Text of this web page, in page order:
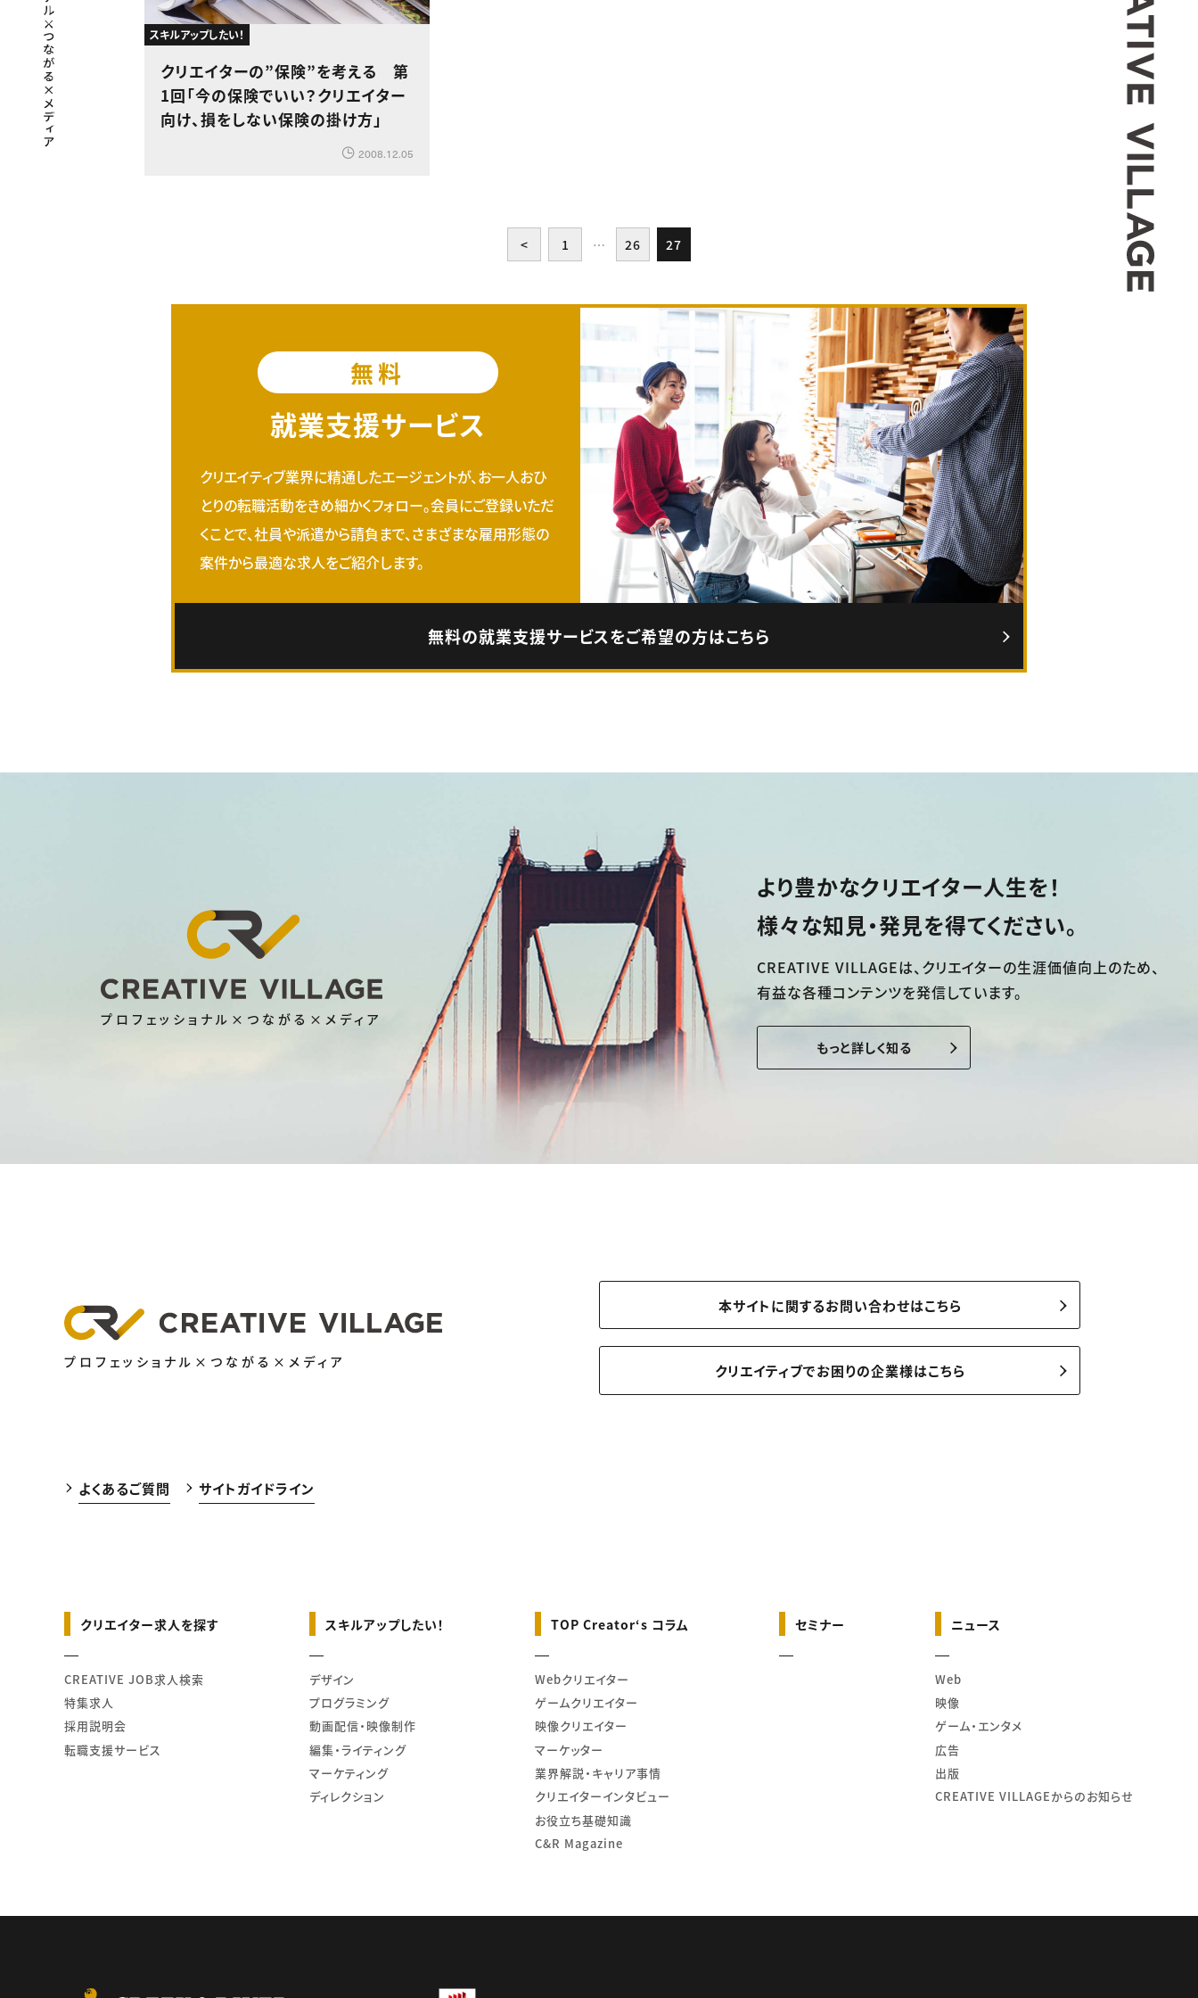
スキルアップしたい！
クリエイターの”保険”を考える 第
1回「今の保険でいい？クリエイター
向け、損をしない保険の掛け方」
2008.12.05
< 1 … 26 27
無料
就業支援サービス
クリエイティブ業界に精通したエージェントが、お一人おひ
とりの転職活動をきめ細かくフォロー。会員にご登録いただ
くことで、社員や派遣から請負まで、さまざまな雇用形態の
案件から最適な求人をご紹介します。
無料の就業支援サービスをご希望の方はこちら
プロフェッショナル×つながる×メディア
より豊かなクリエイター人生を！
様々な知見・発見を得てください。
CREATIVE VILLAGEは、 クリエイターの生涯価値向上のため、
有益な各種コンテンツを発信しています。
もっと詳しく知る
プロフェッショナル×つながる×メディア
本サイトに関するお問い合わせはこちら
クリエイティブでお困りの企業様はこちら
よくあるご質問 サイトガイドライン
クリエイター求人を探す
CREATIVE JOB求人検索
特集求人
採用説明会
転職支援サービス
スキルアップしたい！
デザイン
プログラミング
動画配信・映像制作
編集・ライティング
マーケティング
ディレクション
TOP Creator‘s コラム
Webクリエイター
ゲームクリエイター
映像クリエイター
マーケッター
業界解説・キャリア事情
クリエイターインタビュー
お役立ち基礎知識
C&R Magazine
セミナー ニュース
Web
映像
ゲーム・エンタメ
広告
出版
CREATIVE VILLAGEからのお知らせ